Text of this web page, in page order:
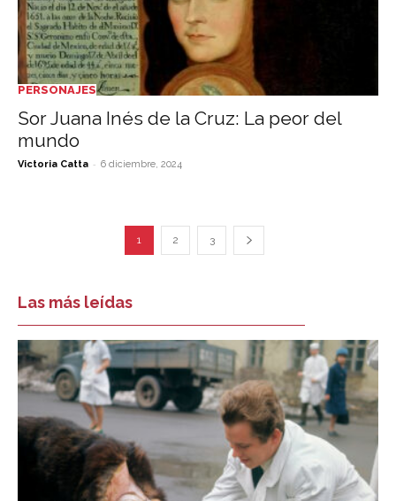
PERSONAJES
Sor Juana Inés de la Cruz: La peor del
mundo
Victoria Catta - 6 diciembre, 2024
1 2 3
Las más leídas